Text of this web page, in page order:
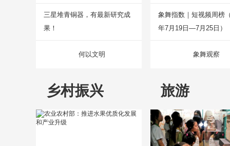
三星堆青铜器，有最新研究成
果！
何以文明
象舞指数｜短视频周榜
年7月19日—7月25日）
象舞观察
乡村振兴 旅游